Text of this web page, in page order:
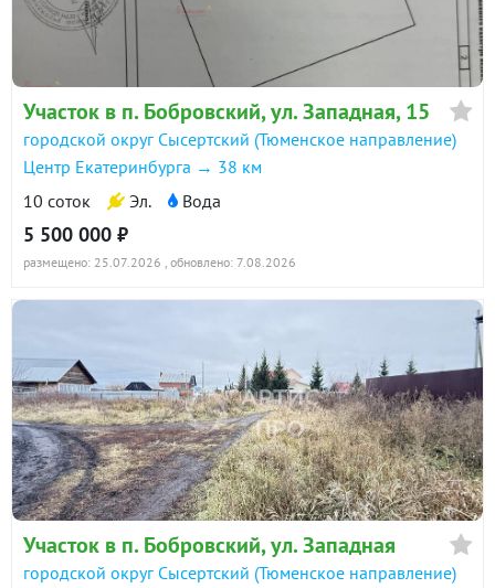
Участок в п. Бобровский, ул. Западная, 15
городской округ Сысертский (Тюменское направление)
Центр Екатеринбурга → 38 км
10 соток
Эл. Вода
5 500 000 ₽
размещено: 25.07.2026 , обновлено: 7.08.2026
Участок в п. Бобровский, ул. Западная
городской округ Сысертский (Тюменское направление)